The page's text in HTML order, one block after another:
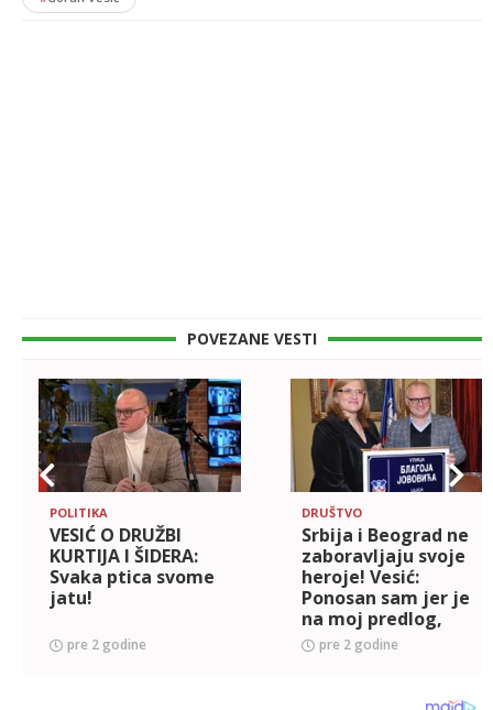
POVEZANE VESTI
POLITIKA
VESIĆ O DRUŽBI
KURTIJA I ŠIDERA:
Svaka ptica svome
jatu!
pre 2 godine
DRUŠTVO
Srbija i Beograd ne
zaboravljaju svoje
heroje! Vesić:
Ponosan sam jer je
na moj predlog,
Blagoje Jovović
dobio ulicu u
pre 2 godine